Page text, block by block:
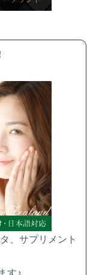
、サプリメント